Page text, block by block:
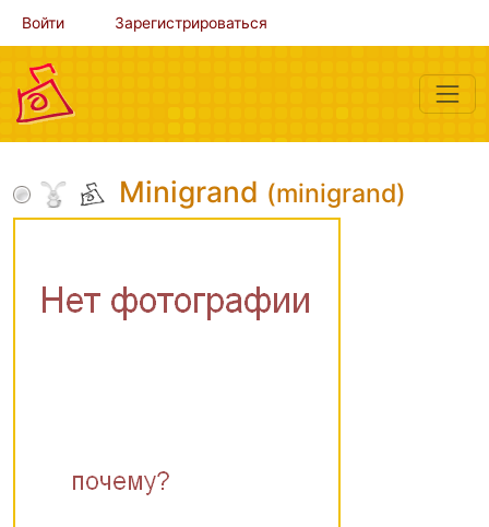
Войти Зарегистрироваться
Minigrand (minigrand)